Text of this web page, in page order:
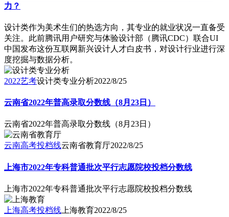
力？
​设计类作为美术生们的热选方向，其专业的就业状况一直备受
关注。此前腾讯用户研究与体验设计部（腾讯CDC）联合UI
中国发布这份互联网新兴设计人才白皮书，对设计行业进行深
度挖掘与数据分析。
2022艺考设计类专业分析2022/8/25
云南省2022年普高录取分数线（8月23日）
云南省2022年普高录取分数线（8月23日）
云南高考投档线云南省教育厅2022/8/25
上海市2022年专科普通批次平行志愿院校投档分数线
上海市2022年专科普通批次平行志愿院校投档分数线
上海高考投档线 上海教育2022/8/25